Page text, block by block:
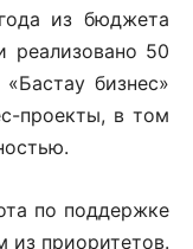
из бюджета
реализовано 50
бизнес»
проекты, в том
по поддержке
из приоритетов.